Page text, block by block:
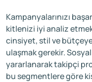
Kampanyalarınızı
kitlenizi iyi analiz
cinsiyet, stil ve bütçeye
ulaşmak gerekir.
yararlanarak takipçi
bu segmentlere göre